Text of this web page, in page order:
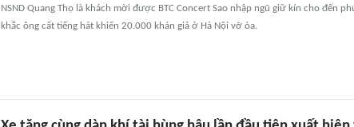
NSND Quang Thọ là khách mời được BTC Concert Sao nhập ngũ giữ kín cho đến
khắc ông cất tiếng hát khiến 20.000 khán giả ở Hà Nội vỡ òa.